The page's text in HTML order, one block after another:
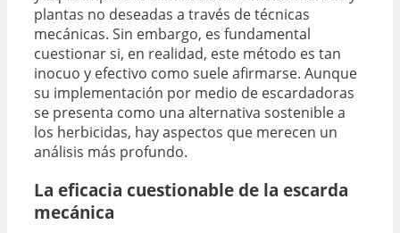
plantas no deseadas a través de técnicas
mecánicas. Sin embargo, es fundamental
cuestionar si, en realidad, este método es tan
inocuo y efectivo como suele afirmarse. Aunque
su implementación por medio de escardadoras
se presenta como una alternativa sostenible a
los herbicidas, hay aspectos que merecen un
análisis más profundo.
La eficacia cuestionable de la escarda
mecánica